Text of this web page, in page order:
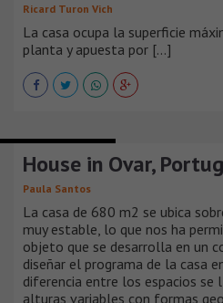
Ricard Turon Vich
La casa ocupa la superficie
planta y apuesta por [...]
House in Ovar,
Paula Santos
La casa de 680 m2 se ubica
muy estable, lo que nos ha
objeto que se desarrolla en un
diseñar el programa de la casa
diferencia entre los espacios se
alturas variables con formas